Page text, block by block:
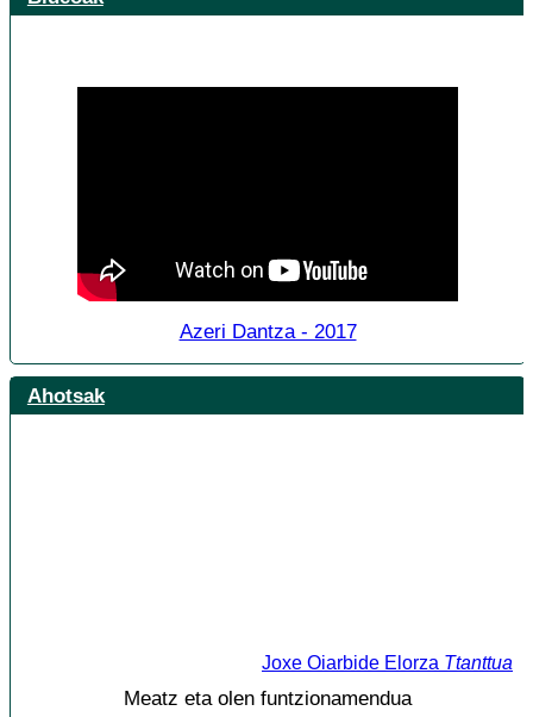
Azeri Dantza - 2017
Ahotsak
Joxe Oiarbide Elorza Ttanttua
Meatz eta olen funtzionamendua